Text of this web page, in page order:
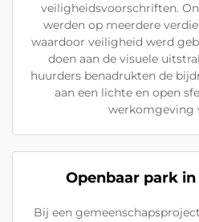
veiligheidsvoorschriften.
werden op meerdere
waardoor veiligheid werd
doen aan de visuele
huurders benadrukten de
aan een lichte en open
werkomgeving
Openbaar park
Bij een